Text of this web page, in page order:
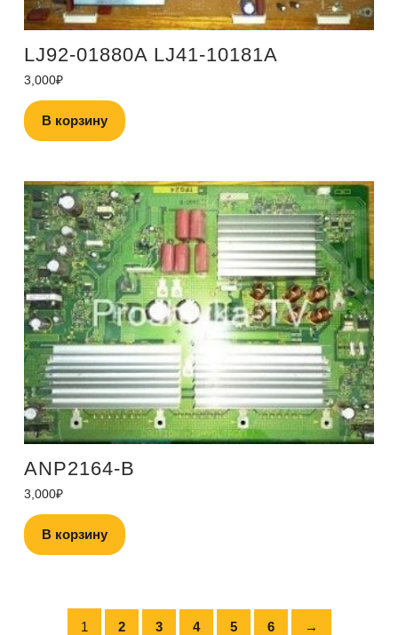
LJ92-01880A LJ41-10181A
3,000₽
В корзину
ANP2164-B
3,000₽
В корзину
1 2 3 4 5 6 →